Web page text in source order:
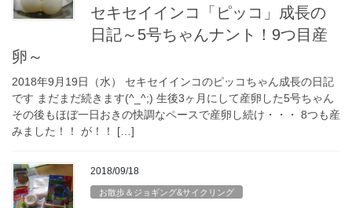
セキセイインコ「ピッコ」成長の
日記～5号ちゃんナント！9つ目産
卵～
2018年9月19日（水） セキセイインコのピッコちゃん成長の日記
です まだまだ続きます(^_^;) 生後3ヶ月にして産卵した5号ちゃん
その後もほぼ一日おきの快調なペースで産卵し続け・・・ 8つも産
みました！！ が！！ […]
2018/09/18
お散歩＆ジョギング&サイクリング